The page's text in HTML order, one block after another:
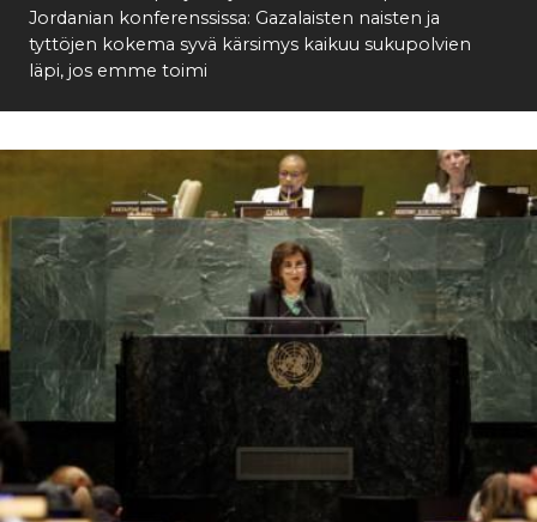
Jordanian konferenssissa: Gazalaisten naisten ja
tyttöjen kokema syvä kärsimys kaikuu sukupolvien
läpi, jos emme toimi